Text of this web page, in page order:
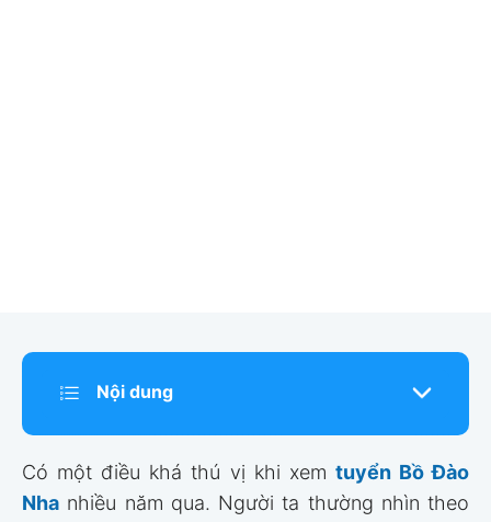
Nội dung
Có một điều khá thú vị khi xem tuyển Bồ Đào
Nha nhiều năm qua. Người ta thường nhìn theo